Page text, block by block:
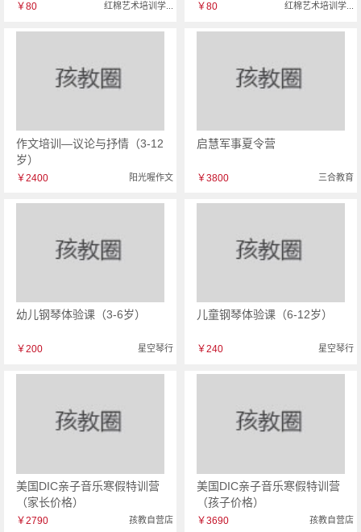
￥80 红棉艺术培训学... ￥80 红棉艺术培训学...
作文培训—议论与抒情（3-12
岁）
￥2400 阳光喔作文
启慧军事夏令营
￥3800 三合教育
幼儿钢琴体验课（3-6岁）
￥200 星空琴行
儿童钢琴体验课（6-12岁）
￥240 星空琴行
美国DIC亲子音乐寒假特训营
（家长价格）
￥2790 孩教自营店
美国DIC亲子音乐寒假特训营
（孩子价格）
￥3690 孩教自营店